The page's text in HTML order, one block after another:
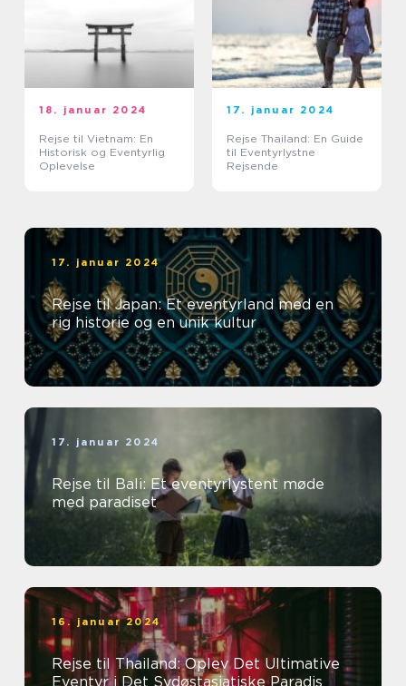
18. januar 2024
Rejse til Vietnam: En
Historisk og Eventyrlig
Oplevelse
17. januar 2024
Rejse Thailand: En Guide
til Eventyrlystne
Rejsende
17. januar 2024
Rejse til Japan: Et eventyrland med en
rig historie og en unik kultur
17. januar 2024
Rejse til Bali: Et eventyrlystent møde
med paradiset
16. januar 2024
Rejse til Thailand: Oplev Det Ultimative
Eventyr i Det Sydøstasiatiske Paradis